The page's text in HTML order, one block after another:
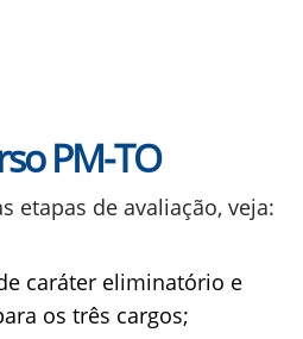
PM-TO
etapas de avaliação, veja:
caráter eliminatório e
os três cargos;